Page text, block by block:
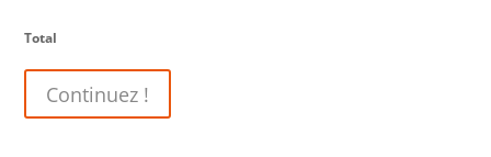
Total
Continuez !